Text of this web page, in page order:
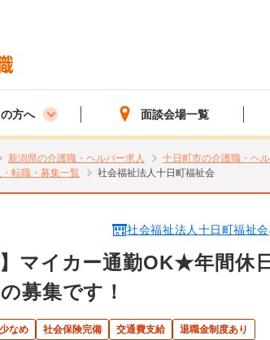
方へ 面談会場一覧
新潟県の介護職・ヘルパー求人
十日町市の介護職・ヘ
転職・募集一覧
社会福祉法人十日町福祉会
社会福祉法人十日町福祉会
】マイカー通勤OK★年間休
募集です！
なめ 社会保険完備 交通費支給 退職金制度あり